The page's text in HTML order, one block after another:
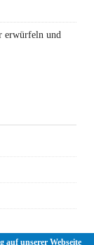
erwürfeln und
auf unserer Webseite